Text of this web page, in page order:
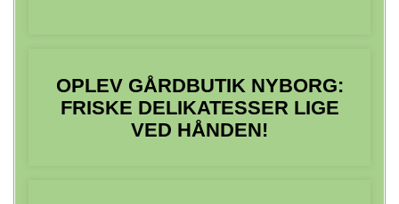
OPLEV GÅRDBUTIK NYBORG:
FRISKE DELIKATESSER LIGE
VED HÅNDEN!